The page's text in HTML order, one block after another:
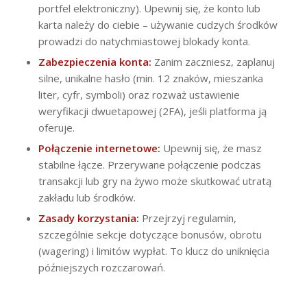
portfel elektroniczny). Upewnij się, że konto lub
karta należy do ciebie – używanie cudzych środków
prowadzi do natychmiastowej blokady konta.
Zabezpieczenia konta: Zanim zaczniesz, zaplanuj
silne, unikalne hasło (min. 12 znaków, mieszanka
liter, cyfr, symboli) oraz rozważ ustawienie
weryfikacji dwuetapowej (2FA), jeśli platforma ją
oferuje.
Połączenie internetowe: Upewnij się, że masz
stabilne łącze. Przerywane połączenie podczas
transakcji lub gry na żywo może skutkować utratą
zakładu lub środków.
Zasady korzystania: Przejrzyj regulamin,
szczególnie sekcje dotyczące bonusów, obrotu
(wagering) i limitów wypłat. To klucz do uniknięcia
późniejszych rozczarowań.